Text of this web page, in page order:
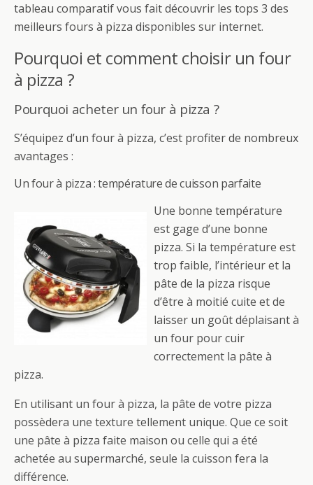
tableau comparatif vous fait découvrir les tops 3 des
meilleurs fours à pizza disponibles sur internet.
Pourquoi et comment choisir un four
à pizza ?
Pourquoi acheter un four à pizza ?
S’équipez d’un four à pizza, c’est profiter de nombreux
avantages :
Un four à pizza : température de cuisson parfaite
Une bonne température
est gage d’une bonne
pizza. Si la température est
trop faible, l’intérieur et la
pâte de la pizza risque
d’être à moitié cuite et de
laisser un goût déplaisant à
un four pour cuir
correctement la pâte à
pizza.
En utilisant un four à pizza, la pâte de votre pizza
possèdera une texture tellement unique. Que ce soit
une pâte à pizza faite maison ou celle qui a été
achetée au supermarché, seule la cuisson fera la
différence.